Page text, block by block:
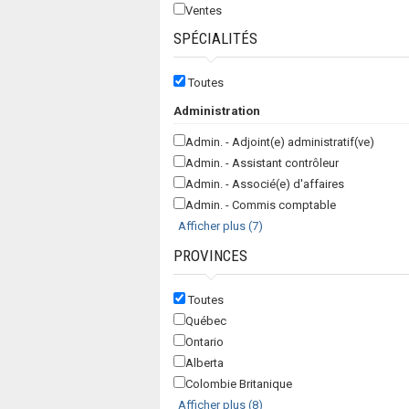
Ventes
SPÉCIALITÉS
Toutes
Administration
Admin. - Adjoint(e) administratif(ve)
Admin. - Assistant contrôleur
Admin. - Associé(e) d'affaires
Admin. - Commis comptable
Afficher plus (7)
PROVINCES
Toutes
Québec
Ontario
Alberta
Colombie Britanique
Afficher plus (8)